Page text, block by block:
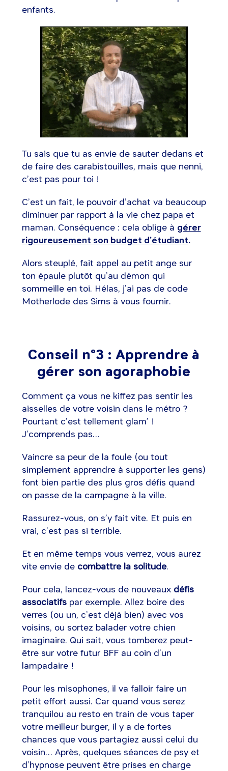
enfants.
Tu sais que tu as envie de sauter dedans et
de faire des carabistouilles, mais que nenni,
c’est pas pour toi !
C’est un fait, le pouvoir d’achat va beaucoup
diminuer par rapport à la vie chez papa et
maman. Conséquence : cela oblige à gérer
rigoureusement son budget d’étudiant.
Alors steuplé, fait appel au petit ange sur
ton épaule plutôt qu’au démon qui
sommeille en toi. Hélas, j’ai pas de code
Motherlode des Sims à vous fournir.
Conseil n°3 : Apprendre à
gérer son agoraphobie
Comment ça vous ne kiffez pas sentir les
aisselles de votre voisin dans le métro ?
Pourtant c’est tellement glam’ !
J’comprends pas…
Vaincre sa peur de la foule (ou tout
simplement apprendre à supporter les gens)
font bien partie des plus gros défis quand
on passe de la campagne à la ville.
Rassurez-vous, on s’y fait vite. Et puis en
vrai, c’est pas si terrible.
Et en même temps vous verrez, vous aurez
vite envie de combattre la solitude.
Pour cela, lancez-vous de nouveauxdéfis
associatifs par exemple. Allez boire des
verres (ou un, c’est déjà bien) avec vos
voisins, ou sortez balader votre chien
imaginaire. Qui sait, vous tomberez peut-
être sur votre futur BFF au coin d’un
lampadaire !
Pour les misophones, il va falloir faire un
petit effort aussi. Car quand vous serez
tranquilou au resto en train de vous taper
votre meilleur burger, il y a de fortes
chances que vous partagiez aussi celui du
voisin… Après, quelques séances de psy et
d’hypnose peuvent être prises en charge